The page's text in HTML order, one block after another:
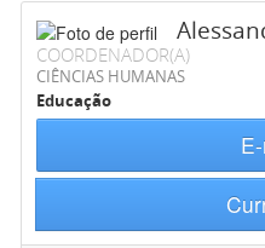
COORDENADOR(A)
CIÊNCIAS HUMANAS
Educação